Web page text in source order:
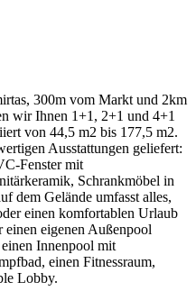
300m vom Markt und 2km
wir Ihnen 1+1, 2+1 und 4+1
von 44,5 m2 bis 177,5 m2.
Ausstattungen geliefert:
Fenster mit
Schrankmöbel in
dem Gelände umfasst alles,
einen komfortablen Urlaub
eigenen Außenpool
Innenpool mit
einen Fitnessraum,
Lobby.